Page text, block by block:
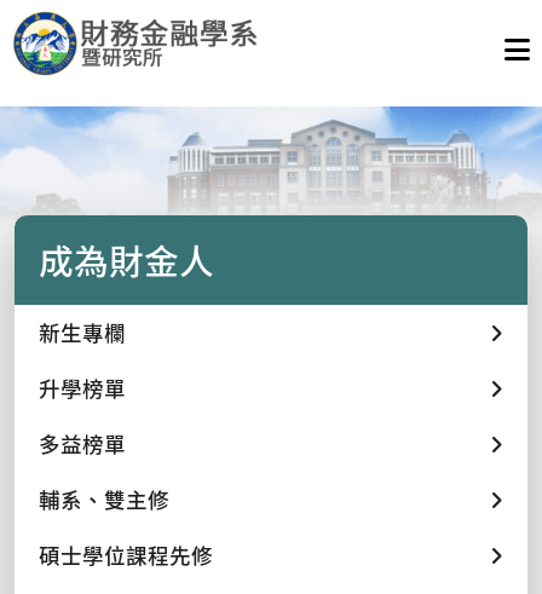
成為財金人
新生專欄
升學榜單
多益榜單
輔系、雙主修
碩士學位課程先修